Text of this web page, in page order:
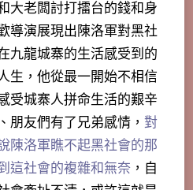
大老闆討打擂台的錢和身
導演展現出陳洛軍對黑社
九龍城寨的生活感受到的
生，他從最一開始不相信
受城寨人拼命生活的艱辛
朋友們有了兄弟感情， 對
陳洛軍瞧不起黑社會的那
這社會的複雜和無奈 ，自